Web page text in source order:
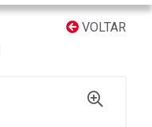
VOLTAR